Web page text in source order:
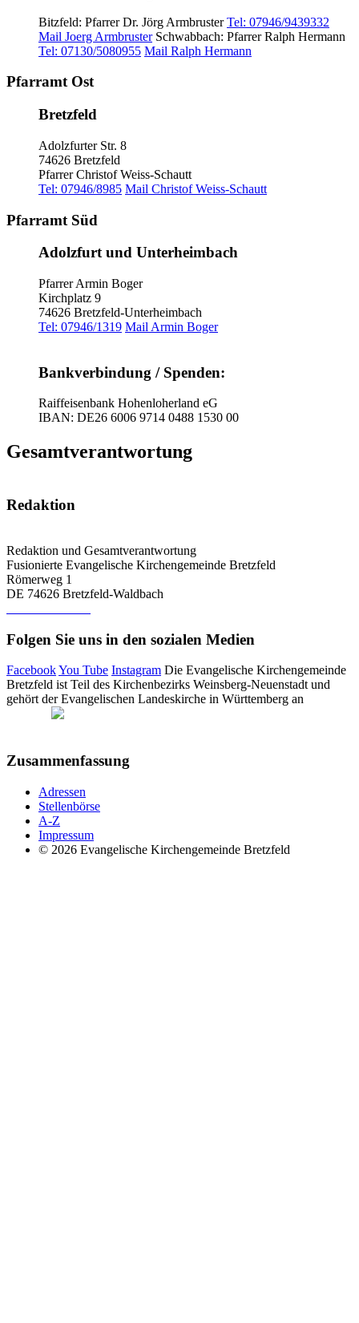
Bitzfeld: Pfarrer Dr. Jörg ArmbrusterTel: 07946/9439332
Mail Joerg Armbruster Schwabbach: Pfarrer Ralph Hermann
Tel: 07130/5080955 Mail Ralph Hermann
Pfarramt Ost
Bretzfeld
Adolzfurter Str. 8
74626 Bretzfeld
Pfarrer Christof Weiss-Schautt
Tel: 07946/8985 Mail Christof Weiss-Schautt
Pfarramt Süd
Adolzfurt und Unterheimbach
Pfarrer Armin Boger
Kirchplatz 9
74626 Bretzfeld-Unterheimbach
Tel: 07946/1319 Mail Armin Boger
Bankverbindung / Spenden:
Raiffeisenbank Hohenloherland eG
IBAN: DE26 6006 9714 0488 1530 00
Gesamtverantwortung
Redaktion
Redaktion und Gesamtverantwortung
Fusionierte Evangelische Kirchengemeinde Bretzfeld
Römerweg 1
DE 74626 Bretzfeld-Waldbach
Folgen Sie uns in den sozialen Medien
FacebookYou Tube Instagram Die Evangelische Kirchengemeinde
Bretzfeld ist Teil des Kirchenbezirks Weinsberg-Neuenstadt und
gehört der Evangelischen Landeskirche in Württemberg an
Zusammenfassung
Adressen
Stellenbörse
A-Z
Impressum
© 2026 Evangelische Kirchengemeinde Bretzfeld